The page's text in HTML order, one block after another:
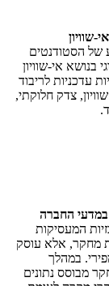
של הסטודנטים
בנושא אי-שוויון
עדכניות לריבוד
צדק חלוקתי,
המעסיקות
מחקר, אלא עוסק
במהלך
מבוסס נתונים